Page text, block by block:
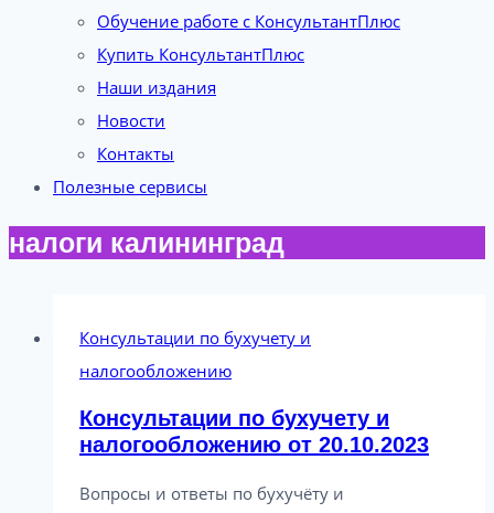
Обучение работе с КонсультантПлюс
Купить КонсультантПлюс
Наши издания
Новости
Контакты
Полезные сервисы
налоги калининград
Консультации по бухучету и
налогообложению
Консультации по бухучету и
налогообложению от 20.10.2023
Вопросы и ответы по бухучёту и